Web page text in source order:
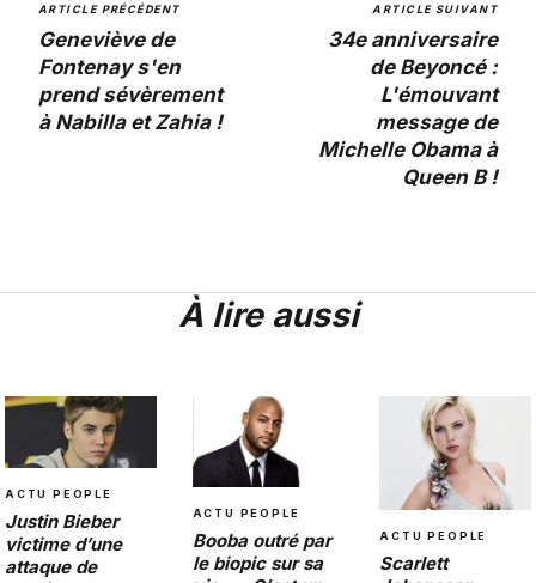
ARTICLE PRÉCÉDENT
Geneviève de
Fontenay s'en
prend sévèrement
à Nabilla et Zahia !
ARTICLE SUIVANT
34e anniversaire
de Beyoncé :
L'émouvant
message de
Michelle Obama à
Queen B !
À lire aussi
ACTU PEOPLE
Justin Bieber
victime d’une
attaque de
ACTU PEOPLE
Booba outré par
le biopic sur sa
ACTU PEOPLE
Scarlett